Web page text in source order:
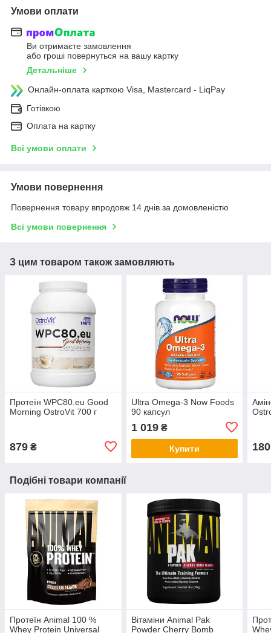
Умови оплати
Ви отримаєте замовлення
або гроші повернуться на вашу картку
Детальніше
Онлайн-оплата карткою Visa, Mastercard - LiqPay
Готівкою
Оплата на картку
Всі умови оплати
Умови повернення
Повернення товару впродовж 14 днів за домовленістю
Всі умови повернення
З цим товаром також замовляють
Протеїн WPC80.eu Good
Morning OstroVit 700 г
879 ₴
Ultra Omega-3 Now Foods
90 капсул
1 019₴
Купити 180
Подібні товари компанії
Протеїн Animal 100 %
Whey Protein Universal
Вітаміни Animal Pak
Powder Cherry Bomb